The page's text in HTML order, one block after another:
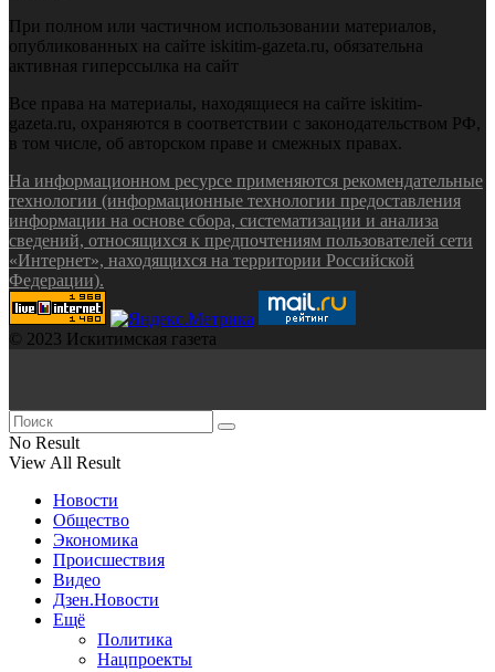
При полном или частичном использовании материалов,
опубликованных на сайте iskitim-gazeta.ru, обязательна
активная гиперссылка на сайт
Все права на материалы, находящиеся на сайте iskitim-
gazeta.ru, охраняются в соответствии с законодательством РФ,
в том числе, об авторском праве и смежных правах.
На информационном ресурсе применяются рекомендательные
технологии (информационные технологии предоставления
информации на основе сбора, систематизации и анализа
сведений, относящихся к предпочтениям пользователей сети
«Интернет», находящихся на территории Российской
Федерации).
© 2023 Искитимская газета
No Result
View All Result
Новости
Общество
Экономика
Происшествия
Видео
Дзен.Новости
Ещё
Политика
Нацпроекты